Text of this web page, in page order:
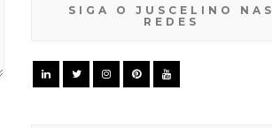
SIGA O JUSCELINO NAS
REDES